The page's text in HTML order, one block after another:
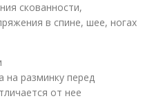
скованности,
в спине, шее, ногах
на разминку перед
от нее